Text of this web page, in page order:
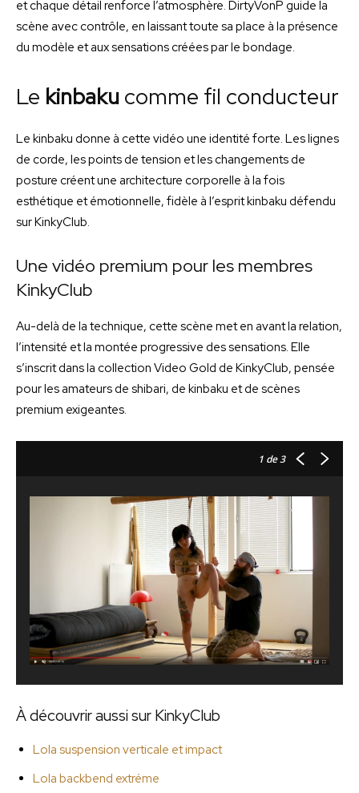
et chaque détail renforce l’atmosphère. DirtyVonP guide la
scène avec contrôle, en laissant toute sa place à la présence
du modèle et aux sensations créées par le bondage.
Le kinbaku comme fil conducteur
Le kinbaku donne à cette vidéo une identité forte. Les lignes
de corde, les points de tension et les changements de
posture créent une architecture corporelle à la fois
esthétique et émotionnelle, fidèle à l’esprit kinbaku défendu
sur KinkyClub.
Une vidéo premium pour les membres
KinkyClub
Au-delà de la technique, cette scène met en avant la relation,
l’intensité et la montée progressive des sensations. Elle
s’inscrit dans la collection Video Gold de KinkyClub, pensée
pour les amateurs de shibari, de kinbaku et de scènes
premium exigeantes.
1 de 3
À découvrir aussi sur KinkyClub
Lola suspension verticale et impact
Lola backbend extréme